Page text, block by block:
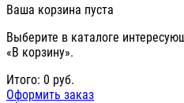
Ваша корзина пуста
Выберите в каталоге
«В корзину».
Итого: 0 руб.
Оформить заказ